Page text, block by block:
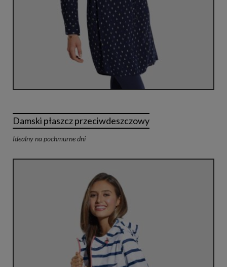
Damski płaszcz przeciwdeszczowy
Idealny na pochmurne dni